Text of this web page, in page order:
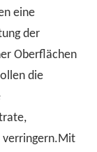
eine
der
Oberflächen
die
verringern.Mit